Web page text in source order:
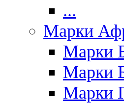
...
Марки
Марки
Марки
Марки